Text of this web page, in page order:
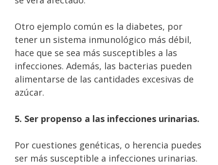
Otro ejemplo común es la diabetes, por
tener un sistema inmunológico más débil,
hace que se sea más susceptibles a las
infecciones. Además, las bacterias pueden
alimentarse de las cantidades excesivas de
azúcar.
5. Ser propenso a las infecciones urinarias.
Por cuestiones genéticas, o herencia puedes
ser más susceptible a infecciones urinarias.